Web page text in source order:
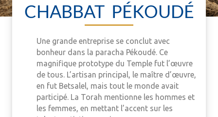
CHABBAT PÉKOUDÉ
Une grande entreprise se conclut avec
bonheur dans la paracha Pékoudé. Ce
magnifique prototype du Temple fut l’œuvre
de tous. L’artisan principal, le maître d’œuvre,
en fut Betsalel, mais tout le monde avait
participé. La Torah mentionne les hommes et
les femmes, en mettant l’accent sur les